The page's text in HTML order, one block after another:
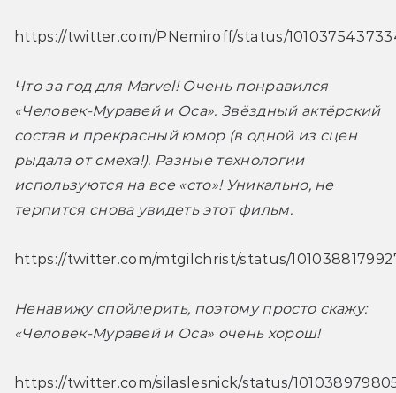
https://twitter.com/PNemiroff/status/
Что за год для Marvel! Очень понравился
«Человек-Муравей и Оса». Звёздный актёрский
состав и прекрасный юмор (в одной из сцен
рыдала от смеха!). Разные технологии
используются на все «сто»! Уникально, не
терпится снова увидеть этот фильм.
https://twitter.com/mtgilchrist/status/
Ненавижу спойлерить, поэтому просто скажу:
«Человек-Муравей и Оса» очень хорош!
https://twitter.com/silaslesnick/status/